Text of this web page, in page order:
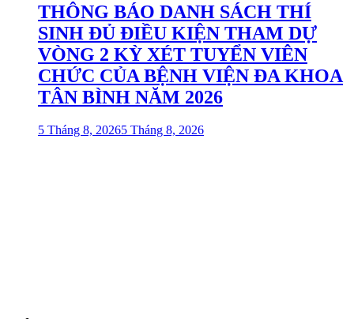
THÔNG BÁO DANH SÁCH THÍ
SINH ĐỦ ĐIỀU KIỆN THAM DỰ
VÒNG 2 KỲ XÉT TUYỂN VIÊN
CHỨC CỦA BỆNH VIỆN ĐA KHOA
TÂN BÌNH NĂM 2026
5 Tháng 8, 20265 Tháng 8, 2026